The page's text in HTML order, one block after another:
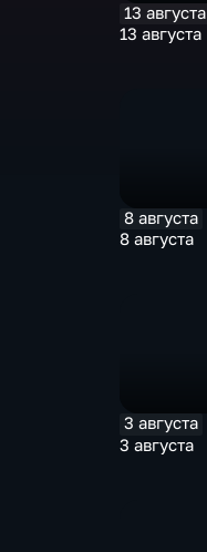
13 августа
13 августа
8 августа
8 августа
3 августа
3 августа